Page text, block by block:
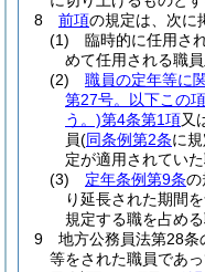
8
前項の規定は、次に
(1)
臨時的に任用さ
めて任用される職
(2)
職員の定年等に
第27号。以下この
う。)第4条第1項又
員(同条例第2条に
定が適用されてい
(3)
定年条例第9条の
り延長された期間
規定する職を占め
9
地方公務員法第28
等をされた職員であ